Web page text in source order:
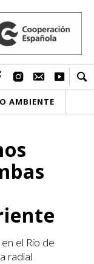
AMBIENTE
el Río de
radial